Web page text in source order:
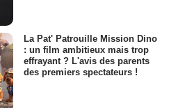
La Pat' Patrouille Mission Dino
: un film ambitieux mais trop
effrayant ? L'avis des parents
des premiers spectateurs !